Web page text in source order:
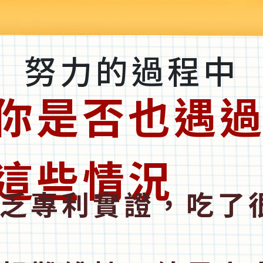
努力的過程中
是否也遇
些情況
專利實證，吃了